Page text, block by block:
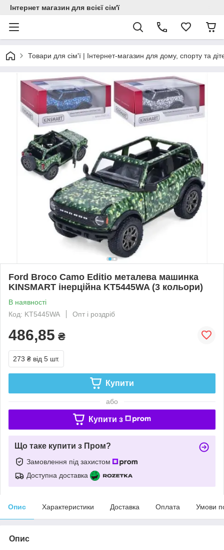
Інтернет магазин для всієї сім'ї
Товари для сім'ї | Інтернет-магазин для дому, спорту та
Ford Broco Camo Editio металева машинка
KINSMART інерційна KT5445WA (3 кольори)
В наявності
Код: KT5445WA
Опт і роздріб
486,85 ₴
273 ₴ від 5 шт.
Купити
або
Купити з
Що таке купити з Пром?
Замовлення під захистом
Доступна доставка
Опис Характеристики Доставка Оплата Умови
Опис